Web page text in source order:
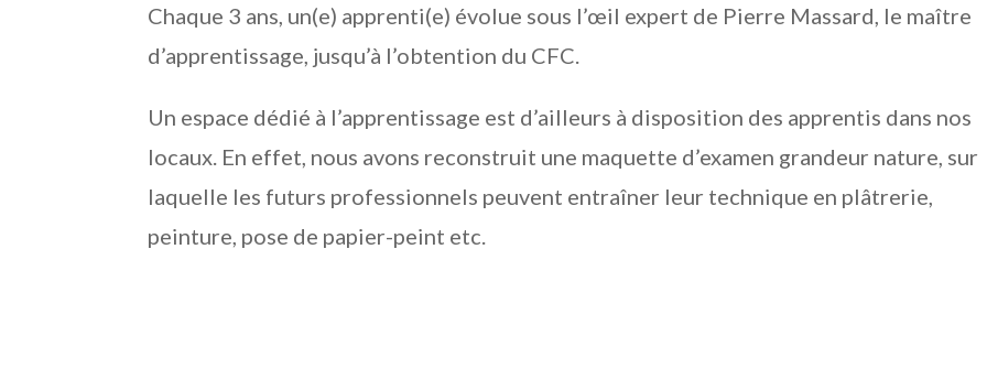
Chaque 3 ans, un(e) apprenti(e) évolue sous l’œil expert de Pierre Massard, le maître
d’apprentissage, jusqu’à l’obtention du CFC.
Un espace dédié à l’apprentissage est d’ailleurs à disposition des apprentis dans nos
locaux. En effet, nous avons reconstruit une maquette d’examen grandeur nature, sur
laquelle les futurs professionnels peuvent entraîner leur technique en plâtrerie,
peinture, pose de papier-peint etc.